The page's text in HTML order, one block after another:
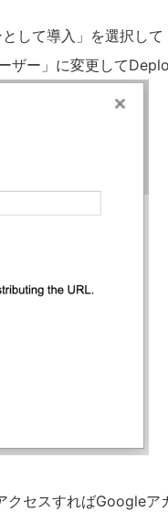
して導入」を選択し
ー」に変更して
セスすればGoogleア